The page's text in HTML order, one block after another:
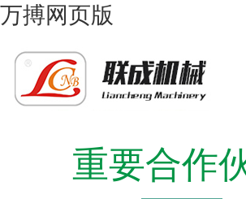
万搏网页版
重要合作